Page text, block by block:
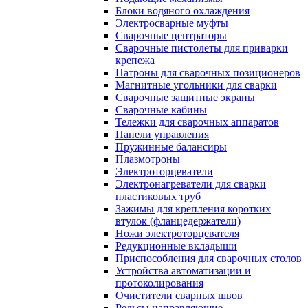
Блоки водяного охлаждения
Электросварные муфты
Сварочные центраторы
Сварочные пистолеты для приварки
крепежа
Патроны для сварочных позиционеров
Магнитные угольники для сварки
Сварочные защитные экраны
Сварочные кабины
Тележки для сварочных аппаратов
Панели управления
Пружинные балансиры
Плазмотроны
Электроторцеватели
Электронагреватели для сварки
пластиковых труб
Зажимы для крепления коротких
втулок (фланцедержатели)
Ножи электроторцевателя
Редукционные вкладыши
Приспособления для сварочных столов
Устройства автоматизации и
протоколирования
Очистители сварных швов